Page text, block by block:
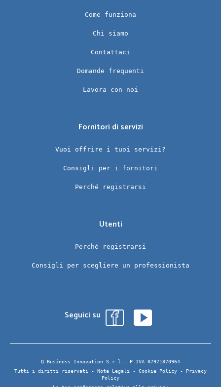
Come funziona
Chi siamo
Contattaci
Domande frequenti
Lavora con noi
Fornitori di servizi
Vuoi offrire i tuoi servizi?
Consigli per i fornitori
Perché registrarsi
Utenti
Perché registrarsi
Consigli per scegliere un professionista
Seguici su
Q Business Innovation S.r.l.- P.IVA 07971870964
Tutti i diritti riservati - Note Legali - Cookie Policy - Privacy
Policy